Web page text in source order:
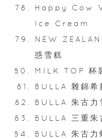
Happy Cow
Ice Cream
NEW
惑雪糕
MILK TOP 杯
BULLA 雜錦希
BULLA 朱古力
BULLA 三重朱
BULLA 朱古力